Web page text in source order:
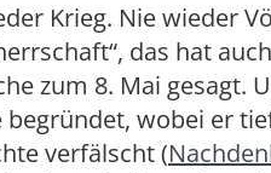
Krieg. Nie wieder
das hat
zum 8. Mai gesagt.
begründet, wobei er
verfälscht (